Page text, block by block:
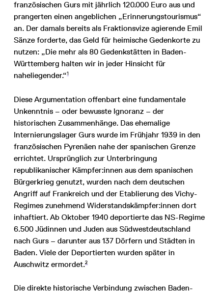
französischen Gurs mit jährlich 120.000 Euro aus und
prangerten einen angeblichen „Erinnerungstourismus“
an. Der damals bereits als Fraktionsvize agierende Emil
Sänze forderte, das Geld für heimische Gedenkorte zu
nutzen: „Die mehr als 80 Gedenkstätten in Baden-
Württemberg halten wir in jeder Hinsicht für
naheliegender.“1
Diese Argumentation offenbart eine fundamentale
Unkenntnis – oder bewusste Ignoranz – der
historischen Zusammenhänge. Das ehemalige
Internierungslager Gurs wurde im Frühjahr 1939 in den
französischen Pyrenäen nahe der spanischen Grenze
errichtet. Ursprünglich zur Unterbringung
republikanischer Kämpfer:innen aus dem spanischen
Bürgerkrieg genutzt, wurden nach dem deutschen
Angriff auf Frankreich und der Etablierung des Vichy-
Regimes zunehmend Widerstandskämpfer:innen dort
inhaftiert. Ab Oktober 1940 deportierte das NS-Regime
6.500 Jüdinnen und Juden aus Südwestdeutschland
nach Gurs – darunter aus 137 Dörfern und Städten in
Baden. Viele der Deportierten wurden später in
Auschwitz ermordet.2
Die direkte historische Verbindung zwischen Baden-